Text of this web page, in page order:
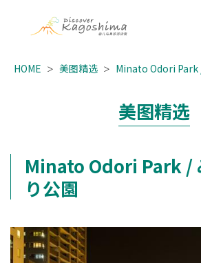
HOME 美图精选 Minato Odori Park
美图精选
Minato Odori Park /
り公園